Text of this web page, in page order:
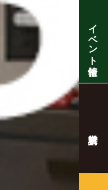
イベント情報